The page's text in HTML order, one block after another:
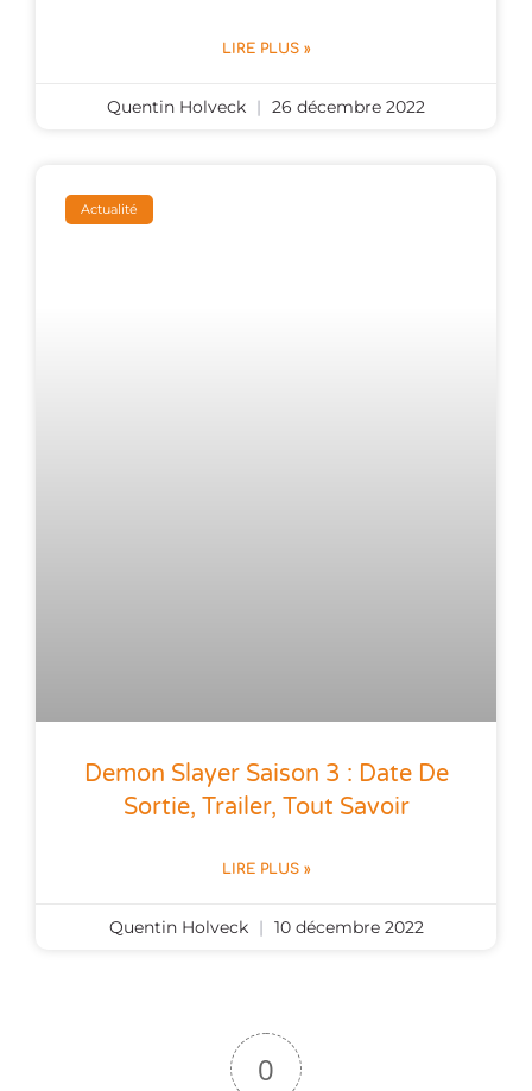
LIRE PLUS »
Quentin Holveck 26 décembre 2022
Actualité
Demon Slayer Saison 3 : Date De
Sortie, Trailer, Tout Savoir
LIRE PLUS »
Quentin Holveck 10 décembre 2022
0